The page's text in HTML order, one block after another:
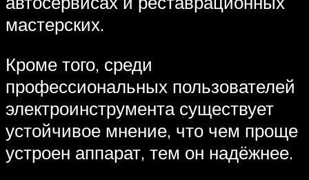
мастерских.
Кроме того, среди
профессиональных пользователей
электроинструмента существует
устойчивое мнение, что чем проще
устроен аппарат, тем он надёжнее.